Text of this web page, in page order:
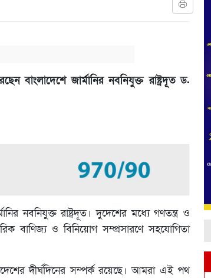
বাংলাদেশে জার্মানির নবনিযুক্ত রাষ্ট্রদূত ড.
নবনিযুক্ত রাষ্ট্রদূত। দুদেশের মধ্যে গণতন্ত্র ও
বাণিজ্য ও বিনিয়োগ সম্প্রসারণে সহযোগিতা
দীর্ঘদিনের সম্পর্ক রয়েছে। আমরা এই পথ